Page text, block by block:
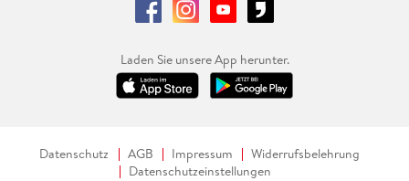
Laden Sie unsere App herunter.
Datenschutz AGB Impressum
Widerrufsbelehrung
Datenschutzeinstellungen